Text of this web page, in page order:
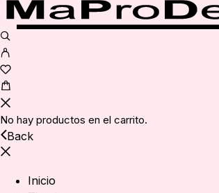
No hay productos en el carrito.
Back
Inicio